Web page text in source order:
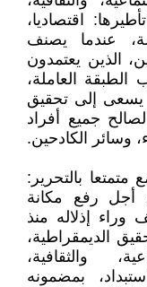
اقتصاديا،
عندما يصنف
الذين يعتمدون
العاملة،
يسعى إلى تحقيق
لصالح جميع أفراد
وسائر الكادحين.
بالتحرير:
أجل رفع مكانة
وراء إذلاله منذ
الديمقراطية،
والثقافية،
بمضمونه